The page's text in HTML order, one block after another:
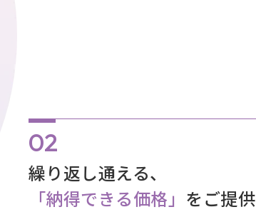
繰り返し通える、
「納得できる価格」 をご提供